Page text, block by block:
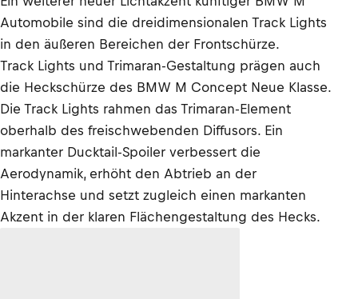
Automobile sind die dreidimensionalen Track Lights
in den äußeren Bereichen der Frontschürze.
Track Lights und Trimaran-Gestaltung prägen auch
die Heckschürze des BMW M Concept Neue Klasse.
Die Track Lights rahmen das Trimaran-Element
oberhalb des freischwebenden Diffusors. Ein
markanter Ducktail-Spoiler verbessert die
Aerodynamik, erhöht den Abtrieb an der
Hinterachse und setzt zugleich einen markanten
Akzent in der klaren Flächengestaltung des Hecks.